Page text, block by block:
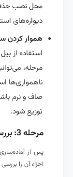
محل نصب حذف
دیواره‌های
هموار کردن
استفاده از
مرحله،
ناهمواری‌ها
صاف و نرم
توزیع شود.
مرحله 3: بررسی اجزاء استخر
پس از
اجزاء آن را